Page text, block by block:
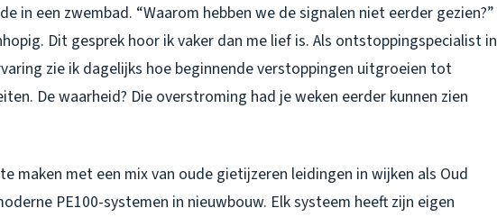
in een zwembad. “Waarom hebben we de signalen niet eerder gezien?”
Dit gesprek hoor ik vaker dan me lief is. Als ontstoppingspecialist in
zie ik dagelijks hoe beginnende verstoppingen uitgroeien tot
De waarheid? Die overstroming had je weken eerder kunnen zien
maken met een mix van oude gietijzeren leidingen in wijken als Oud
PE100-systemen in nieuwbouw. Elk systeem heeft zijn eigen